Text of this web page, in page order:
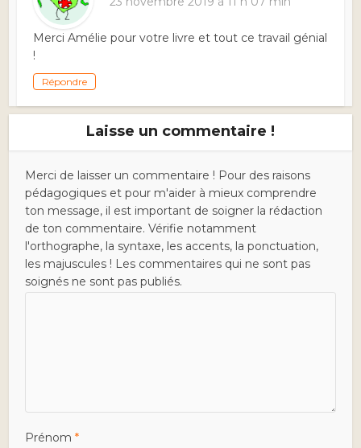
Merci Amélie pour votre livre et tout ce travail génial
!
Répondre
Laisse un commentaire !
Merci de laisser un commentaire ! Pour des raisons
pédagogiques et pour m'aider à mieux comprendre
ton message, il est important de soigner la rédaction
de ton commentaire. Vérifie notamment
l'orthographe, la syntaxe, les accents, la ponctuation,
les majuscules ! Les commentaires qui ne sont pas
soignés ne sont pas publiés.
Prénom*